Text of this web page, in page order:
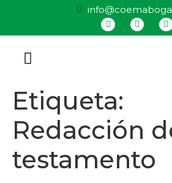
Etiqueta:
Redacción
testamento